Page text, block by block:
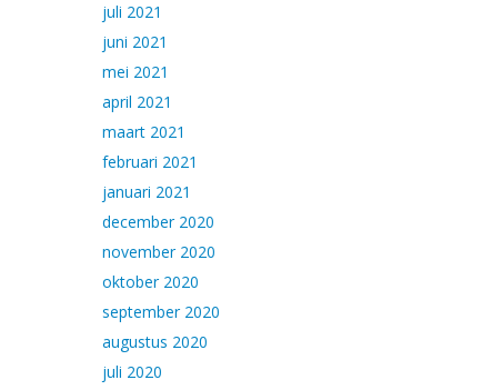
juli 2021
juni 2021
mei 2021
april 2021
maart 2021
februari 2021
januari 2021
december 2020
november 2020
oktober 2020
september 2020
augustus 2020
juli 2020